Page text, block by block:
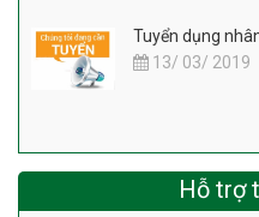
Tuyển dụng
13/ 03/ 2019
Hỗ trợ